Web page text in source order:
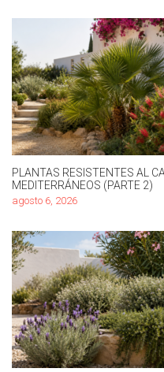
PLANTAS RESISTENTES AL
MEDITERRÁNEOS (PARTE 2)
agosto 6, 2026